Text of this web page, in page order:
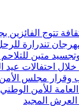
تتوج الفائزين
تندرارة
وتجسيد متين
احتفالات عيد
يعززان الزخم الدبلوماسي
للأمن الوطني